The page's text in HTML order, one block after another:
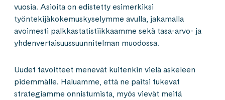
vuosia. Asioita on edistetty esimerkiksi
työntekijäkokemuskyselymme avulla, jakamalla
avoimesti palkkastatistiikkaamme sekä tasa-arvo- ja
yhdenvertaisuussuunnitelman muodossa.
Uudet tavoitteet menevät kuitenkin vielä askeleen
pidemmälle. Haluamme, että ne paitsi tukevat
strategiamme onnistumista, myös vievät meitä